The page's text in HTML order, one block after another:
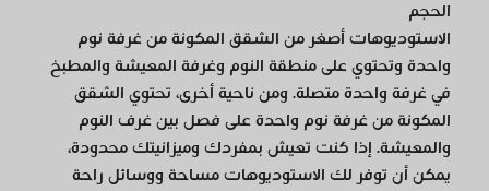
الحجم
الاستوديوهات أصغر من الشقق المكونة من غرفة نوم
واحدة وتحتوي على منطقة النوم وغرفة المعيشة والمطبخ
في غرفة واحدة متصلة. ومن ناحية أخرى، تحتوي الشقق
المكونة من غرفة نوم واحدة على فصل بين غرف النوم
والمعيشة. إذا كنت تعيش بمفردك وميزانيتك محدودة،
يمكن أن توفر لك الاستوديوهات مساحة ووسائل راحة